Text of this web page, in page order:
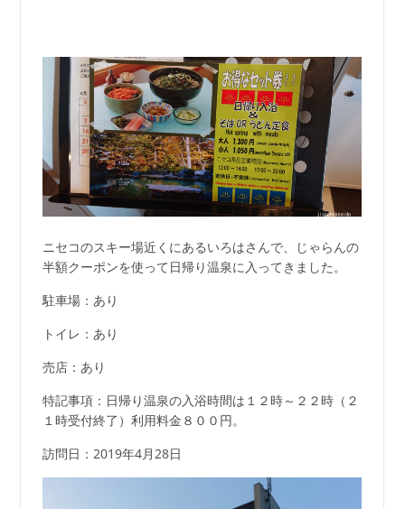
ニセコのスキー場近くにあるいろはさんで、じゃらんの
半額クーポンを使って日帰り温泉に入ってきました。
駐車場：あり
トイレ：あり
売店：あり
特記事項：日帰り温泉の入浴時間は１２時～２２時（２
１時受付終了）利用料金８００円。
訪問日：2019年4月28日